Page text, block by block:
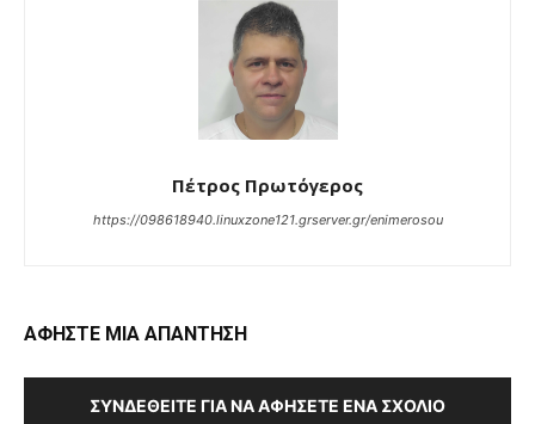
Πέτρος Πρωτόγερος
https://098618940.linuxzone121.grserver.gr/enimerosou
ΑΦΗΣΤΕ ΜΙΑ ΑΠΑΝΤΗΣΗ
ΣΥΝΔΕΘΕΊΤΕ ΓΙΑ ΝΑ ΑΦΉΣΕΤΕ ΈΝΑ ΣΧΌΛΙΟ